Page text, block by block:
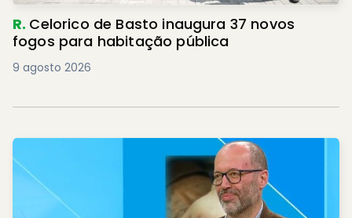
R. Celorico de Basto inaugura 37 novos
fogos para habitação pública
9 agosto 2026